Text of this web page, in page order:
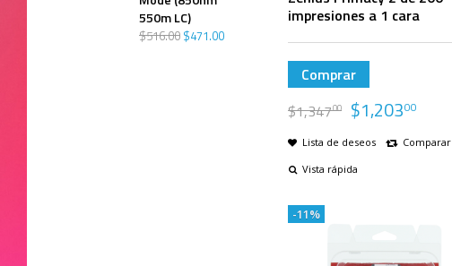
impresiones a 1 cara
Comprar
$1,34700 $1,20300
Lista de deseos
Comparar
Vista rápida
-11%
550m LC)
$516.00 $471.00